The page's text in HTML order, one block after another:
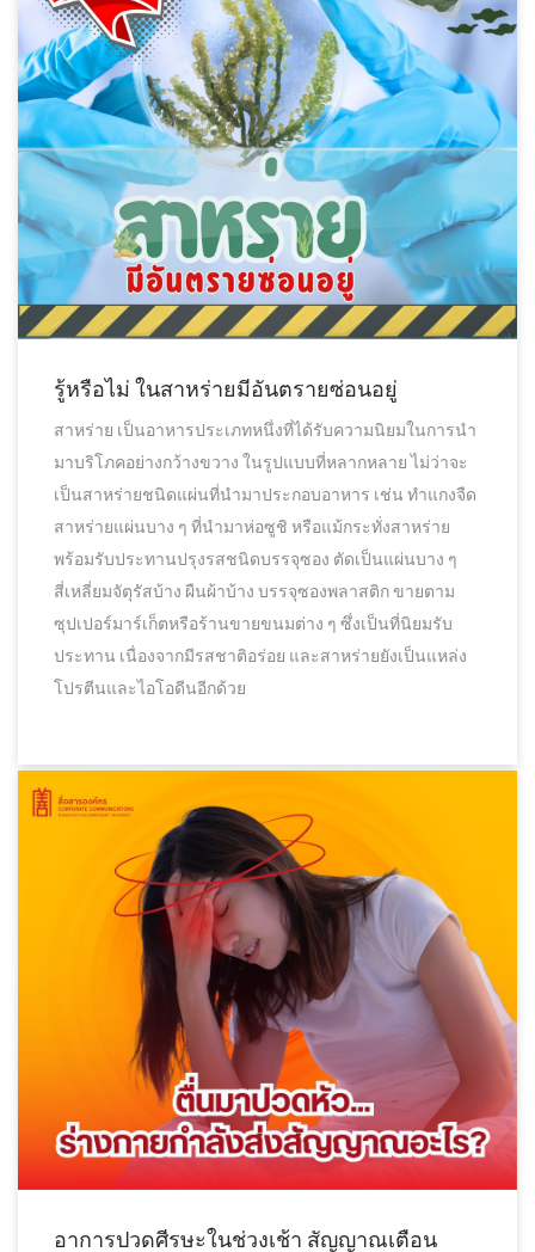
รู้หรือไม่ ในสาหร่ายมีอันตรายซ่อนอยู่
สาหร่าย เป็นอาหารประเภทหนึ่งที่ได้รับความนิยมในการนำ
มาบริโภคอย่างกว้างขวาง ในรูปแบบที่หลากหลาย ไม่ว่าจะ
เป็นสาหร่ายชนิดแผ่นที่นำมาประกอบอาหาร เช่น ทำแกงจืด
สาหร่ายแผ่นบาง ๆ ที่นำมาห่อซูชิ หรือแม้กระทั่งสาหร่าย
พร้อมรับประทานปรุงรสชนิดบรรจุซอง ตัดเป็นแผ่นบาง ๆ
สี่เหลี่ยมจัตุรัสบ้าง ผืนผ้าบ้าง บรรจุซองพลาสติก ขายตาม
ซุปเปอร์มาร์เก็ตหรือร้านขายขนมต่าง ๆ ซึ่งเป็นที่นิยมรับ
ประทาน เนื่องจากมีรสชาติอร่อย และสาหร่ายยังเป็นแหล่ง
โปรตีนและไอโอดีนอีกด้วย
อาการปวดศีรษะในช่วงเช้า สัญญาณเตือน